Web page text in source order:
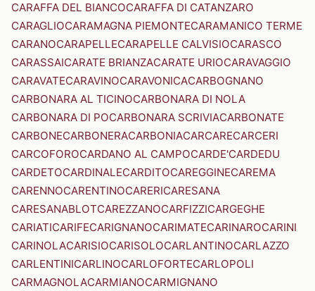
CARAFFA DEL BIANCOCARAFFA DI CATANZARO
CARAGLIOCARAMAGNA PIEMONTECARAMANICO TERME
CARANOCARAPELLECARAPELLE CALVISIOCARASCO
CARASSAICARATE BRIANZACARATE URIOCARAVAGGIO
CARAVATECARAVINOCARAVONICACARBOGNANO
CARBONARA AL TICINOCARBONARA DI NOLA
CARBONARA DI POCARBONARA SCRIVIACARBONATE
CARBONECARBONERACARBONIACARCARECARCERI
CARCOFOROCARDANO AL CAMPOCARDE'CARDEDU
CARDETOCARDINALECARDITOCAREGGINECAREMA
CARENNOCARENTINOCARERICARESANA
CARESANABLOTCAREZZANOCARFIZZICARGEGHE
CARIATICARIFECARIGNANOCARIMATECARINAROCARINI
CARINOLACARISIOCARISOLOCARLANTINOCARLAZZO
CARLENTINICARLINOCARLOFORTECARLOPOLI
CARMAGNOLACARMIANOCARMIGNANO